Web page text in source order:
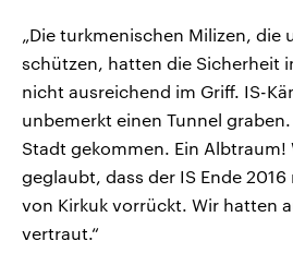
„Die turkmenischen Milizen, die
schützen, hatten die Sicherheit
nicht ausreichend im Griff. IS-
unbemerkt einen Tunnel
Stadt gekommen. Ein
geglaubt, dass der IS Ende
von Kirkuk vorrückt. Wir hatten
vertraut.“